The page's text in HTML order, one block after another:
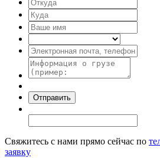
Свяжитесь с нами прямо сейчас по
заявку